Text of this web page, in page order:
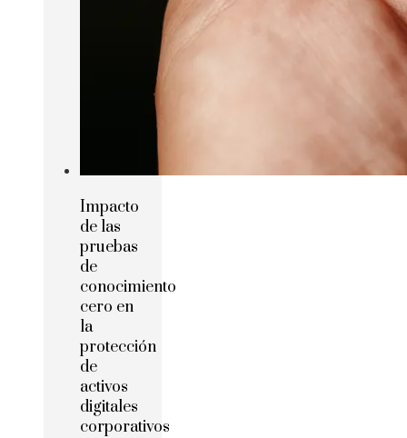
Impacto
de las
pruebas
de
conocimiento
cero en
la
protección
de
activos
digitales
corporativos